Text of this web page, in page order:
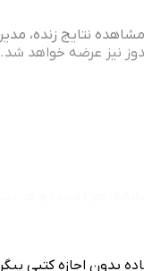
نتایج زنده،
اجازه کتبی